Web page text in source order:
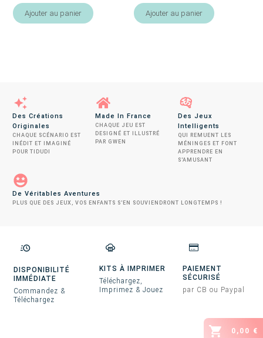
sur 5
Ajouter au panier
sur 5
Ajouter au panier
Des Créations
Originales
CHAQUE SCÉNARIO EST
INÉDIT ET IMAGINÉ
POUR TIDUDI
Made In France
CHAQUE JEU EST
DESIGNÉ ET ILLUSTRÉ
PAR GWEN
Des Jeux
Intelligents
QUI REMUENT LES
MÉNINGES ET FONT
APPRENDRE EN
S'AMUSANT
De Véritables Aventures
PLUS QUE DES JEUX, VOS ENFANTS S'EN SOUVIENDRONT LONGTEMPS !
DISPONIBILITÉ
IMMÉDIATE
Commandez &
Téléchargez
KITS À IMPRIMER
Téléchargez,
Imprimez & Jouez
PAIEMENT
SÉCURISÉ
par CB ou Paypal
0,00 €